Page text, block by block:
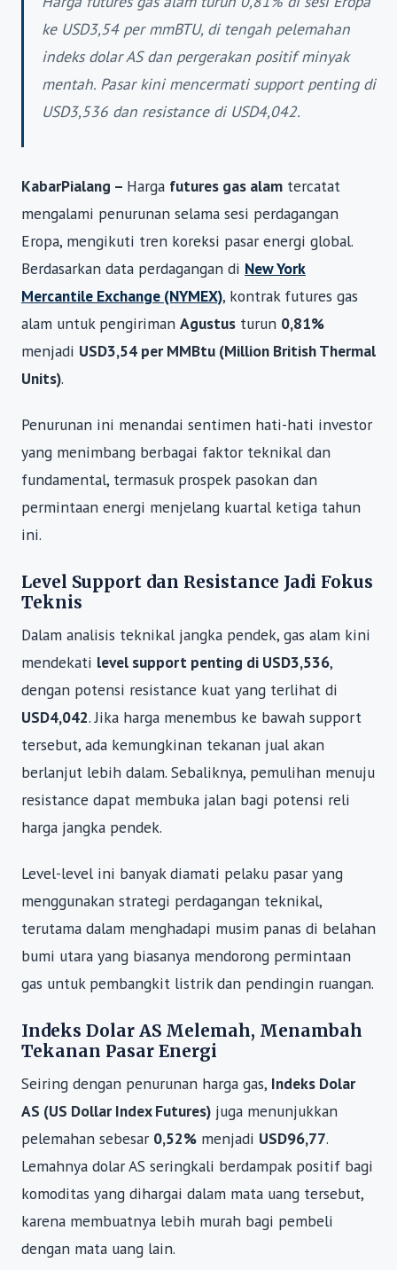
ke USD3,54 per mmBTU, di tengah pelemahan
indeks dolar AS dan pergerakan positif minyak
mentah. Pasar kini mencermati support penting di
USD3,536 dan resistance di USD4,042.
KabarPialang – Harga futures gas alam tercatat
mengalami penurunan selama sesi perdagangan
Eropa, mengikuti tren koreksi pasar energi global.
Berdasarkan data perdagangan di New York
Mercantile Exchange (NYMEX), kontrak futures gas
alam untuk pengiriman Agustus turun 0,81%
menjadi USD3,54 per MMBtu (Million British Thermal
Units).
Penurunan ini menandai sentimen hati-hati investor
yang menimbang berbagai faktor teknikal dan
fundamental, termasuk prospek pasokan dan
permintaan energi menjelang kuartal ketiga tahun
ini.
Level Support dan Resistance Jadi Fokus
Teknis
Dalam analisis teknikal jangka pendek, gas alam kini
mendekati level support penting di USD3,536,
dengan potensi resistance kuat yang terlihat di
USD4,042. Jika harga menembus ke bawah support
tersebut, ada kemungkinan tekanan jual akan
berlanjut lebih dalam. Sebaliknya, pemulihan menuju
resistance dapat membuka jalan bagi potensi reli
harga jangka pendek.
Level-level ini banyak diamati pelaku pasar yang
menggunakan strategi perdagangan teknikal,
terutama dalam menghadapi musim panas di belahan
bumi utara yang biasanya mendorong permintaan
gas untuk pembangkit listrik dan pendingin ruangan.
Indeks Dolar AS Melemah, Menambah
Tekanan Pasar Energi
Seiring dengan penurunan harga gas, Indeks Dolar
AS (US Dollar Index Futures) juga menunjukkan
pelemahan sebesar 0,52% menjadi USD96,77.
Lemahnya dolar AS seringkali berdampak positif bagi
komoditas yang dihargai dalam mata uang tersebut,
karena membuatnya lebih murah bagi pembeli
dengan mata uang lain.